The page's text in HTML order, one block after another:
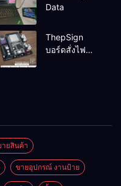
Data
ThepSign
บอร์ดสั่งไฟ
ายสินค้า
ขายอุปกรณ์ งานป้าย